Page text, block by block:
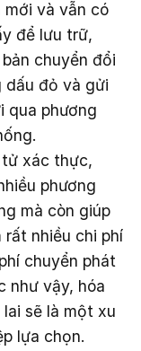
và vẫn có
để lưu trữ,
chuyển đổi
dấu đỏ và gửi
qua phương
tử xác thực,
phương
mà còn giúp
rất nhiều chi phí
chuyển phát
như vậy, hóa
sẽ là một xu
lựa chọn.